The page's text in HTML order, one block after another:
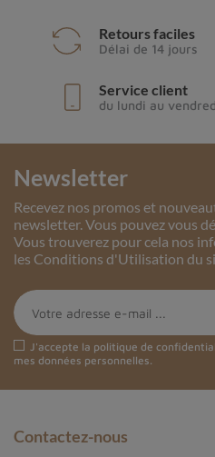
Retours faciles
Délai de 14 jours
Service client
du lundi au
Newsletter
Recevez nos promos et
newsletter. Vous pouvez vous
Vous trouverez pour cela nos
les Conditions d'Utilisation du
J'accepte la politique de
mes données personnelles.
Contactez-nous